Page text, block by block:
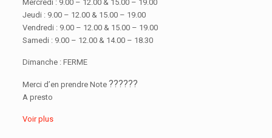
Mercredi : 9.00 – 12.00 & 15.00 – 19.00
Jeudi : 9.00 – 12.00 & 15.00 – 19.00
Vendredi : 9.00 – 12.00 & 15.00 – 19.00
Samedi : 9.00 – 12.00 & 14.00 – 18.30
Dimanche : FERME
Merci d’en prendre Note ??????
A presto
Voir plus